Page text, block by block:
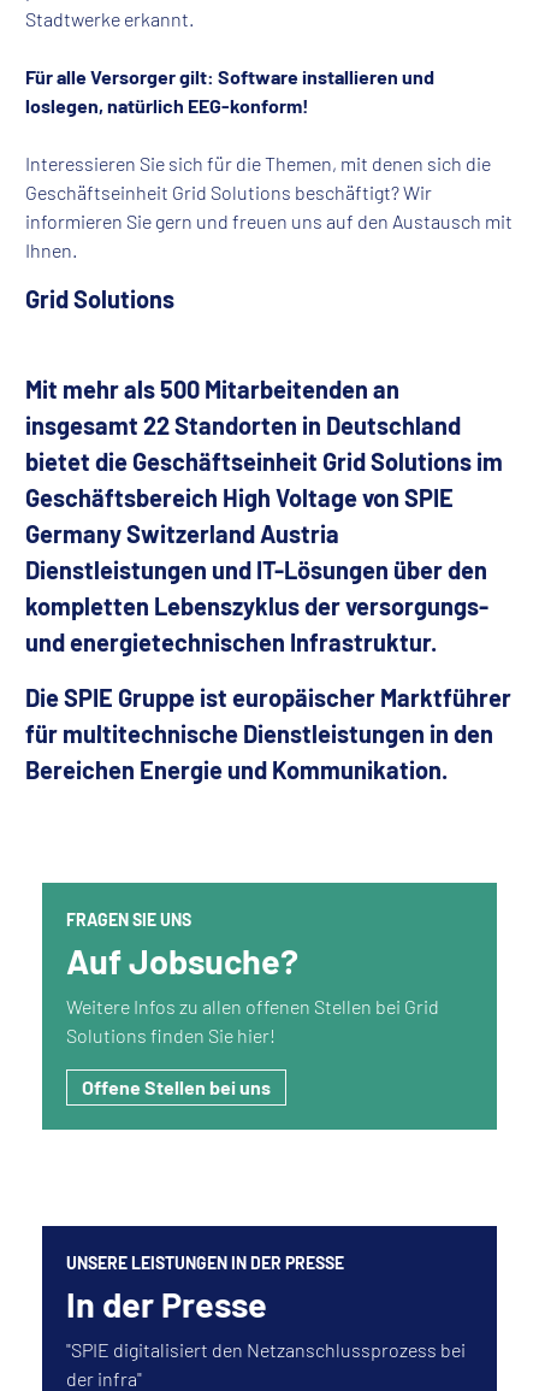
Stadtwerke erkannt.
Für alle Versorger gilt: Software installieren und
loslegen, natürlich EEG-konform!
Interessieren Sie sich für die Themen, mit denen sich die
Geschäftseinheit Grid Solutions beschäftigt? Wir
informieren Sie gern und freuen uns auf den Austausch mit
Ihnen.
Grid Solutions
Mit mehr als 500 Mitarbeitenden an
insgesamt 22 Standorten in Deutschland
bietet die Geschäftseinheit Grid Solutions im
Geschäftsbereich High Voltage von SPIE
Germany Switzerland Austria
Dienstleistungen und IT-Lösungen über den
kompletten Lebenszyklus der versorgungs-
und energietechnischen Infrastruktur.
Die SPIE Gruppe ist europäischer Marktführer
für multitechnische Dienstleistungen in den
Bereichen Energie und Kommunikation.
FRAGEN SIE UNS
Auf Jobsuche?
Weitere Infos zu allen offenen Stellen bei Grid
Solutions finden Sie hier!
Offene Stellen bei uns
UNSERE LEISTUNGEN IN DER PRESSE
In der Presse
"SPIE digitalisiert den Netzanschlussprozess bei
der infra"